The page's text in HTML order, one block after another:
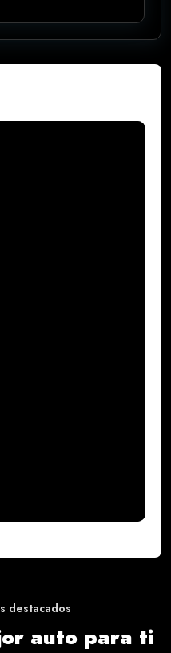
destacados
auto para ti